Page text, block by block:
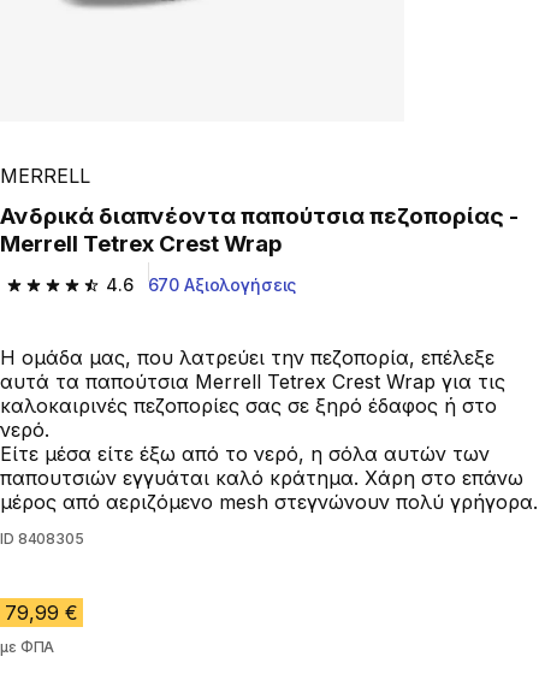
MERRELL
Ανδρικά διαπνέοντα παπούτσια πεζοπορίας -
Merrell Tetrex Crest Wrap
4.6
4.6 out of 5 stars from 670 reviews
670 Αξιολογήσεις
Η ομάδα μας, που λατρεύει την πεζοπορία, επέλεξε
αυτά τα παπούτσια Merrell Tetrex Crest Wrap για τις
καλοκαιρινές πεζοπορίες σας σε ξηρό έδαφος ή στο
νερό.
Είτε μέσα είτε έξω από το νερό, η σόλα αυτών των
παπουτσιών εγγυάται καλό κράτημα. Χάρη στο επάνω
μέρος από αεριζόμενο mesh στεγνώνουν πολύ γρήγορα.
ID 8408305
79,99 €
με ΦΠΑ